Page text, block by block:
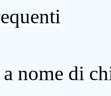
nome di